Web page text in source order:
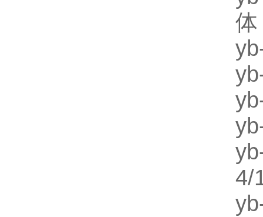
体
4/